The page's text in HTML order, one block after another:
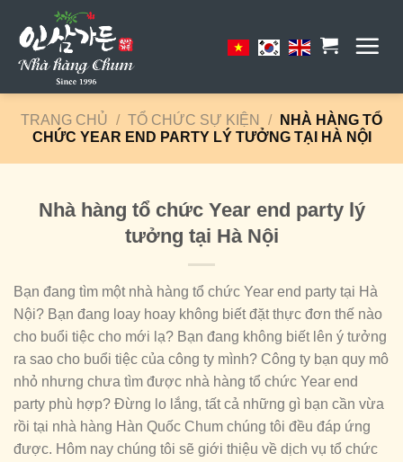
content
TRANG CHỦ / TỔ CHỨC SỰ KIỆN /
NHÀ HÀNG TỔ
CHỨC YEAR END PARTY LÝ TƯỞNG TẠI HÀ NỘI
Nhà hàng tổ chức Year end party lý
tưởng tại Hà Nội
Bạn đang tìm một nhà hàng tổ chức Year end party tại Hà
Nội? Bạn đang loay hoay không biết đặt thực đơn thế nào
cho buổi tiệc cho mới lạ? Bạn đang không biết lên ý tưởng
ra sao cho buổi tiệc của công ty mình? Công ty bạn quy mô
nhỏ nhưng chưa tìm được nhà hàng tổ chức Year end
party phù hợp? Đừng lo lắng, tất cả những gì bạn cần vừa
rồi tại nhà hàng Hàn Quốc Chum chúng tôi đều đáp ứng
được. Hôm nay chúng tôi sẽ giới thiệu về dịch vụ tổ chức